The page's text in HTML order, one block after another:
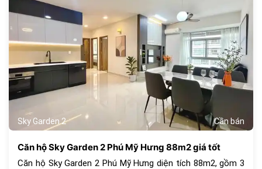
Sky Garden 2 Cần bán
Căn hộ Sky Garden 2 Phú Mỹ Hưng 88m2 giá tốt
Căn hộ Sky Garden 2 Phú Mỹ Hưng diện tích 88m2, gồm 3